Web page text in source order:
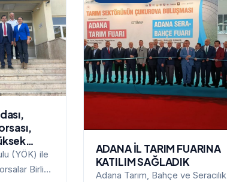
(YÖK) ile
Birliği
ADANA İL TARIM FUARINA
KATILIM SAĞLADIK
Adana Tarım, Bahçe ve Seracılık